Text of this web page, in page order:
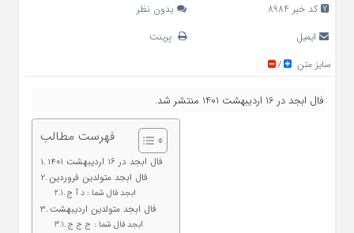
کد خبر 8984
بدون نظر
ایمیل
پرینت
سایز متن
/
فال ابجد در 16 اردیبهشت 1401 منتشر شد.
فهرست مطالب
فال ابجد در 16 اردیبهشت 1401
فال ابجد متولدین فروردین
ابجد فال شما : د آ ج
فال ابجد متولدین اردیبهشت
ابجد فال شما : ج ج ج